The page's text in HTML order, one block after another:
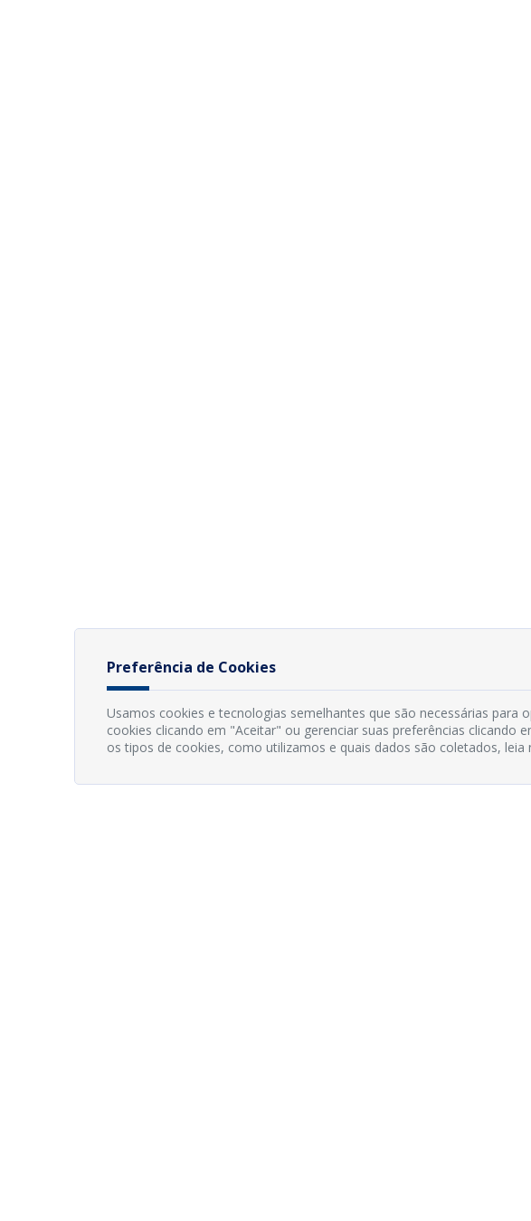
Preferência de Cookies
Usamos cookies e tecnologias semelhantes que são necessárias para
cookies clicando em "Aceitar" ou gerenciar suas preferências clicando
os tipos de cookies, como utilizamos e quais dados são coletados, leia